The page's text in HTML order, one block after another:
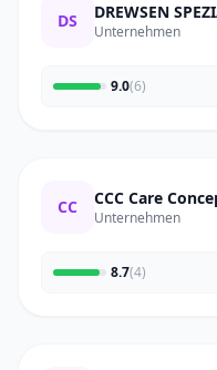
DS DREWSEN
Unternehmen
9.0(6)
CC CCC Care
Unternehmen
8.7(4)